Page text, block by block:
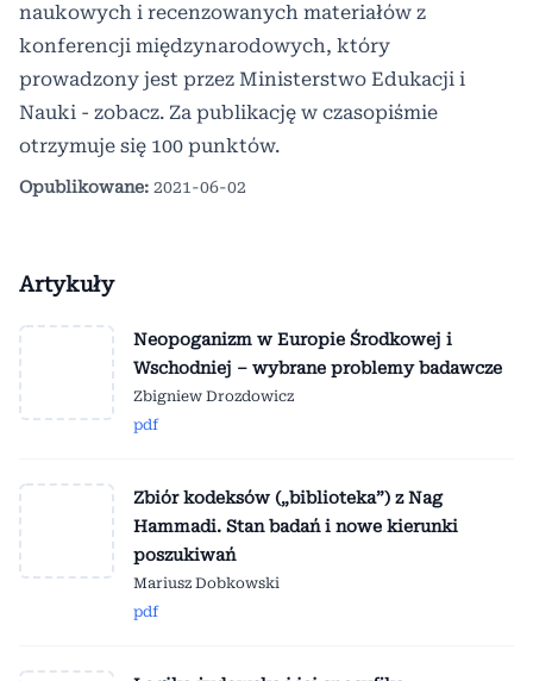
naukowych i recenzowanych materiałów z
konferencji międzynarodowych, który
prowadzony jest przez Ministerstwo Edukacji i
Nauki - zobacz. Za publikację w czasopiśmie
otrzymuje się 100 punktów.
Opublikowane: 2021-06-02
Artykuły
Neopoganizm w Europie Środkowej i
Wschodniej – wybrane problemy badawcze
Zbigniew Drozdowicz
pdf
Zbiór kodeksów („biblioteka”) z Nag
Hammadi. Stan badań i nowe kierunki
poszukiwań
Mariusz Dobkowski
pdf